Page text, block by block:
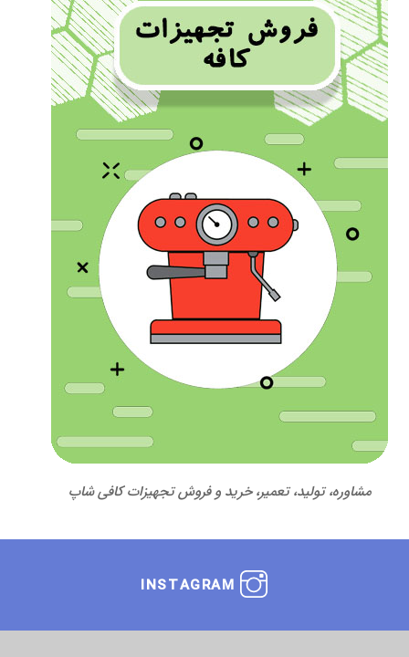
مشاوره، تولید، تعمیر، خرید و فروش تجهیزات کافی شاپ
INSTAGRAM